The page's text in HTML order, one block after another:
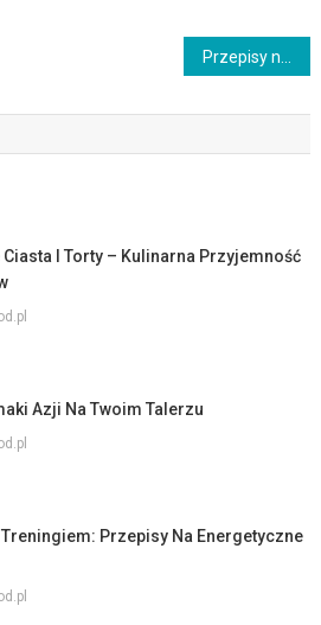
I Torty – Kulinarna Przyjemność
Azji Na Twoim Talerzu
Przepisy Na Energetyczne